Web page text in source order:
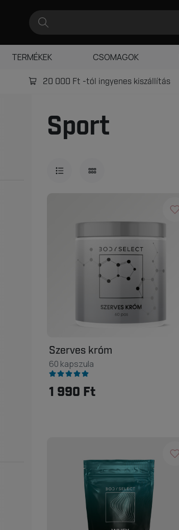
20 000 Ft -tól ingyenes kiszállítás
Sport
Szerves króm
60 kapszula
1 990 Ft
TERMÉKEK CSOMAGOK